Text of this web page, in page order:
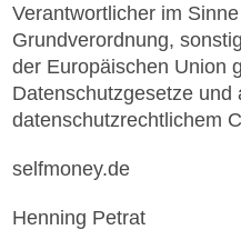
Verantwortlicher im
Grundverordnung,
der Europäischen Union
Datenschutzgesetze
datenschutzrechtlichem
selfmoney.de
Henning Petrat